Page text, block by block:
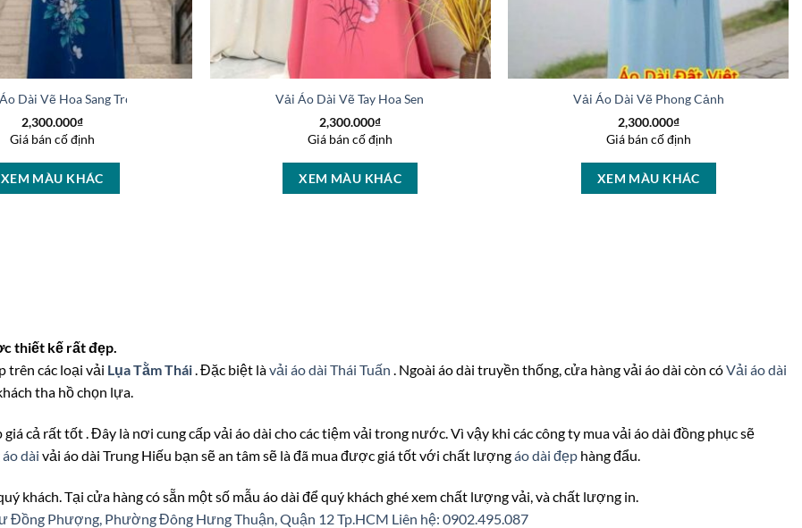
Dài Vẽ Hoa Sang Trọng Vừa Ra AD V51025
2,300.000₫
Giá bán cố định
XEM MÀU KHÁC
Vải Áo Dài Vẽ Tay Hoa Sen Thiết Kế 2025 AD V51027
2,300.000₫
Giá bán cố định
XEM MÀU KHÁC
Vải Áo Dài Vẽ Phong Cảnh Vừa Ra AD
2,300.000₫
Giá bán cố định
XEM MÀU KHÁC
thiết kế rất đẹp.
trên các loại vải Lụa Tằm Thái. Đặc biệt làvải áo dài Thái Tuấn . Ngoài áo dài truyền thống, cửa hàng vải áo dài còn cóVải áo dài
tha hồ chọn lựa.
cả rất tốt . Đây là nơi cung cấp vải áo dài cho các tiệm vải trong nước. Vì vậy khi các công ty mua vải áo dài đồng phục sẽ
dài vải áo dài Trung Hiếu bạn sẽ an tâm sẽ là đã mua được giá tốt với chất lượngáo dài đẹp hàng đẩu.
khách. Tại cửa hàng có sẵn một số mẫu áo dài để quý khách ghé xem chất lượng vải, và chất lượng in.
Đồng Phượng, Phường Đông Hưng Thuận, Quận 12 Tp.HCM Liên hệ: 0902.495.087